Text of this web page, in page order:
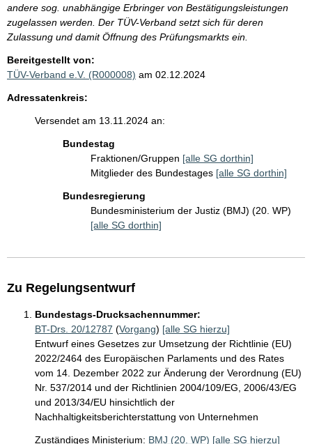
andere sog. unabhängige Erbringer von Bestätigungsleistungen
zugelassen werden. Der TÜV-Verband setzt sich für deren
Zulassung und damit Öffnung des Prüfungsmarkts ein.
Bereitgestellt von:
TÜV-Verband e.V. (R000008) am 02.12.2024
Adressatenkreis:
Versendet am 13.11.2024 an:
Bundestag
Fraktionen/Gruppen [alle SG dorthin]
Mitglieder des Bundestages [alle SG dorthin]
Bundesregierung
Bundesministerium der Justiz (BMJ) (20. WP)
[alle SG dorthin]
Zu Regelungsentwurf
Bundestags-Drucksachennummer:
BT-Drs. 20/12787 (Vorgang) [alle SG hierzu]
Entwurf eines Gesetzes zur Umsetzung der Richtlinie (EU)
2022/2464 des Europäischen Parlaments und des Rates
vom 14. Dezember 2022 zur Änderung der Verordnung (EU)
Nr. 537/2014 und der Richtlinien 2004/109/EG, 2006/43/EG
und 2013/34/EU hinsichtlich der
Nachhaltigkeitsberichterstattung von Unternehmen
Zuständiges Ministerium: BMJ (20. WP) [alle SG hierzu]